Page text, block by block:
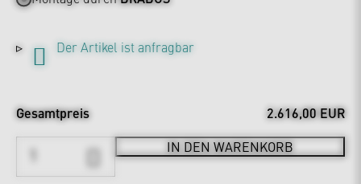
Der Artikel ist anfragbar
Gesamtpreis 2.616,00 EUR
IN DEN WARENKORB